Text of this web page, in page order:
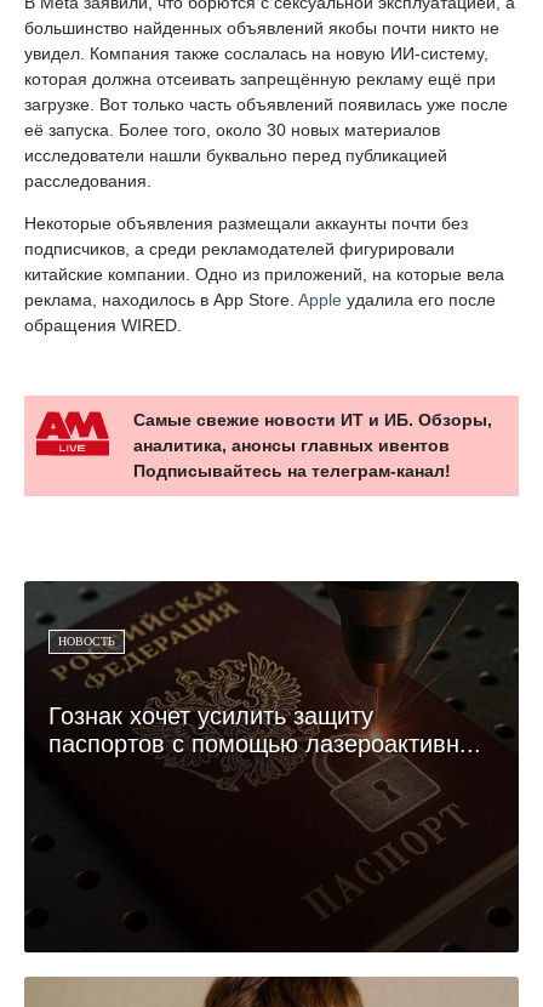
большинство найденных объявлений якобы почти никто не
увидел. Компания также сослалась на новую ИИ-систему,
которая должна отсеивать запрещённую рекламу ещё при
загрузке. Вот только часть объявлений появилась уже после
её запуска. Более того, около 30 новых материалов
исследователи нашли буквально перед публикацией
расследования.
Некоторые объявления размещали аккаунты почти без
подписчиков, а среди рекламодателей фигурировали
китайские компании. Одно из приложений, на которые вела
реклама, находилось в App Store. Apple удалила его после
обращения WIRED.
Самые свежие новости ИТ и ИБ. Обзоры,
аналитика, анонсы главных ивентов
Подписывайтесь на телеграм-канал!
НОВОСТЬ
Гознак хочет усилить защиту
паспортов с помощью лазероактивн...